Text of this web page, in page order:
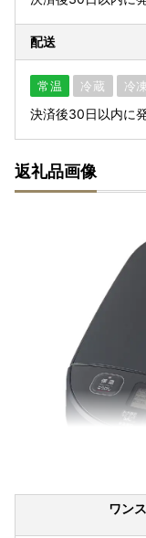
配送
常温 冷蔵 冷凍
決済後30日以内に
返礼品画像
ワン